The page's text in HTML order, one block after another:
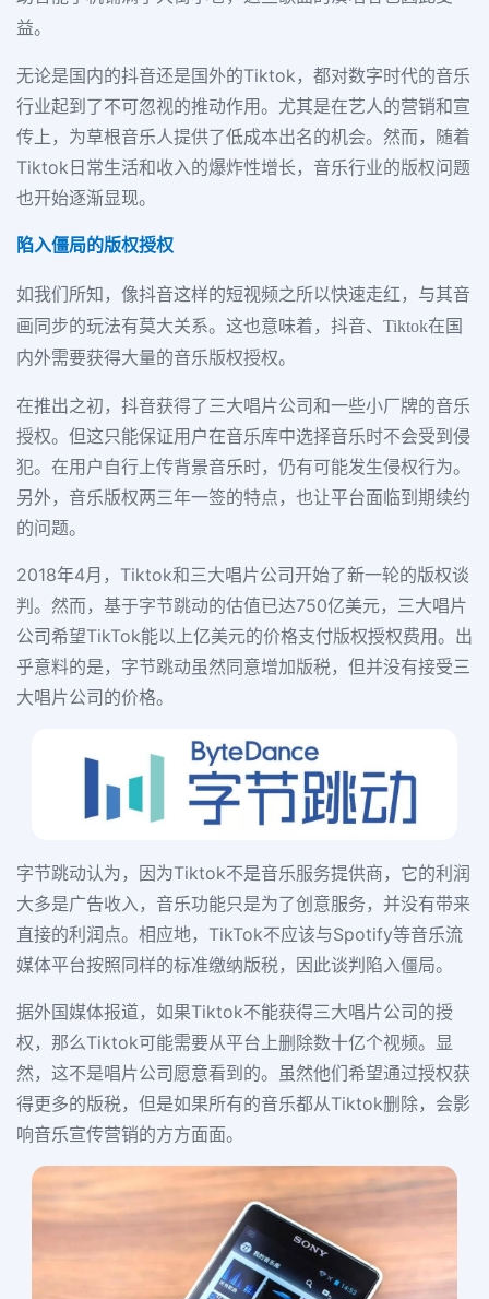
益。
无论是国内的抖音还是国外的Tiktok，都对数字时代的音乐
行业起到了不可忽视的推动作用。尤其是在艺人的营销和宣
传上，为草根音乐人提供了低成本出名的机会。然而，随着
Tiktok日常生活和收入的爆炸性增长，音乐行业的版权问题
也开始逐渐显现。
陷入僵局的版权授权
如我们所知，像抖音这样的短视频之所以快速走红，与其音
画同步的玩法有莫大关系。这也意味着，抖音、Tiktok在国
内外需要获得大量的音乐版权授权。
在推出之初，抖音获得了三大唱片公司和一些小厂牌的音乐
授权。但这只能保证用户在音乐库中选择音乐时不会受到侵
犯。在用户自行上传背景音乐时，仍有可能发生侵权行为。
另外，音乐版权两三年一签的特点，也让平台面临到期续约
的问题。
2018年4月，Tiktok和三大唱片公司开始了新一轮的版权谈
判。然而，基于字节跳动的估值已达750亿美元，三大唱片
公司希望TikTok能以上亿美元的价格支付版权授权费用。出
乎意料的是，字节跳动虽然同意增加版税，但并没有接受三
大唱片公司的价格。
字节跳动认为，因为Tiktok不是音乐服务提供商，它的利润
大多是广告收入，音乐功能只是为了创意服务，并没有带来
直接的利润点。相应地，TikTok不应该与Spotify等音乐流
媒体平台按照同样的标准缴纳版税，因此谈判陷入僵局。
据外国媒体报道，如果Tiktok不能获得三大唱片公司的授
权，那么Tiktok可能需要从平台上删除数十亿个视频。显
然，这不是唱片公司愿意看到的。虽然他们希望通过授权获
得更多的版税，但是如果所有的音乐都从Tiktok删除，会影
响音乐宣传营销的方方面面。